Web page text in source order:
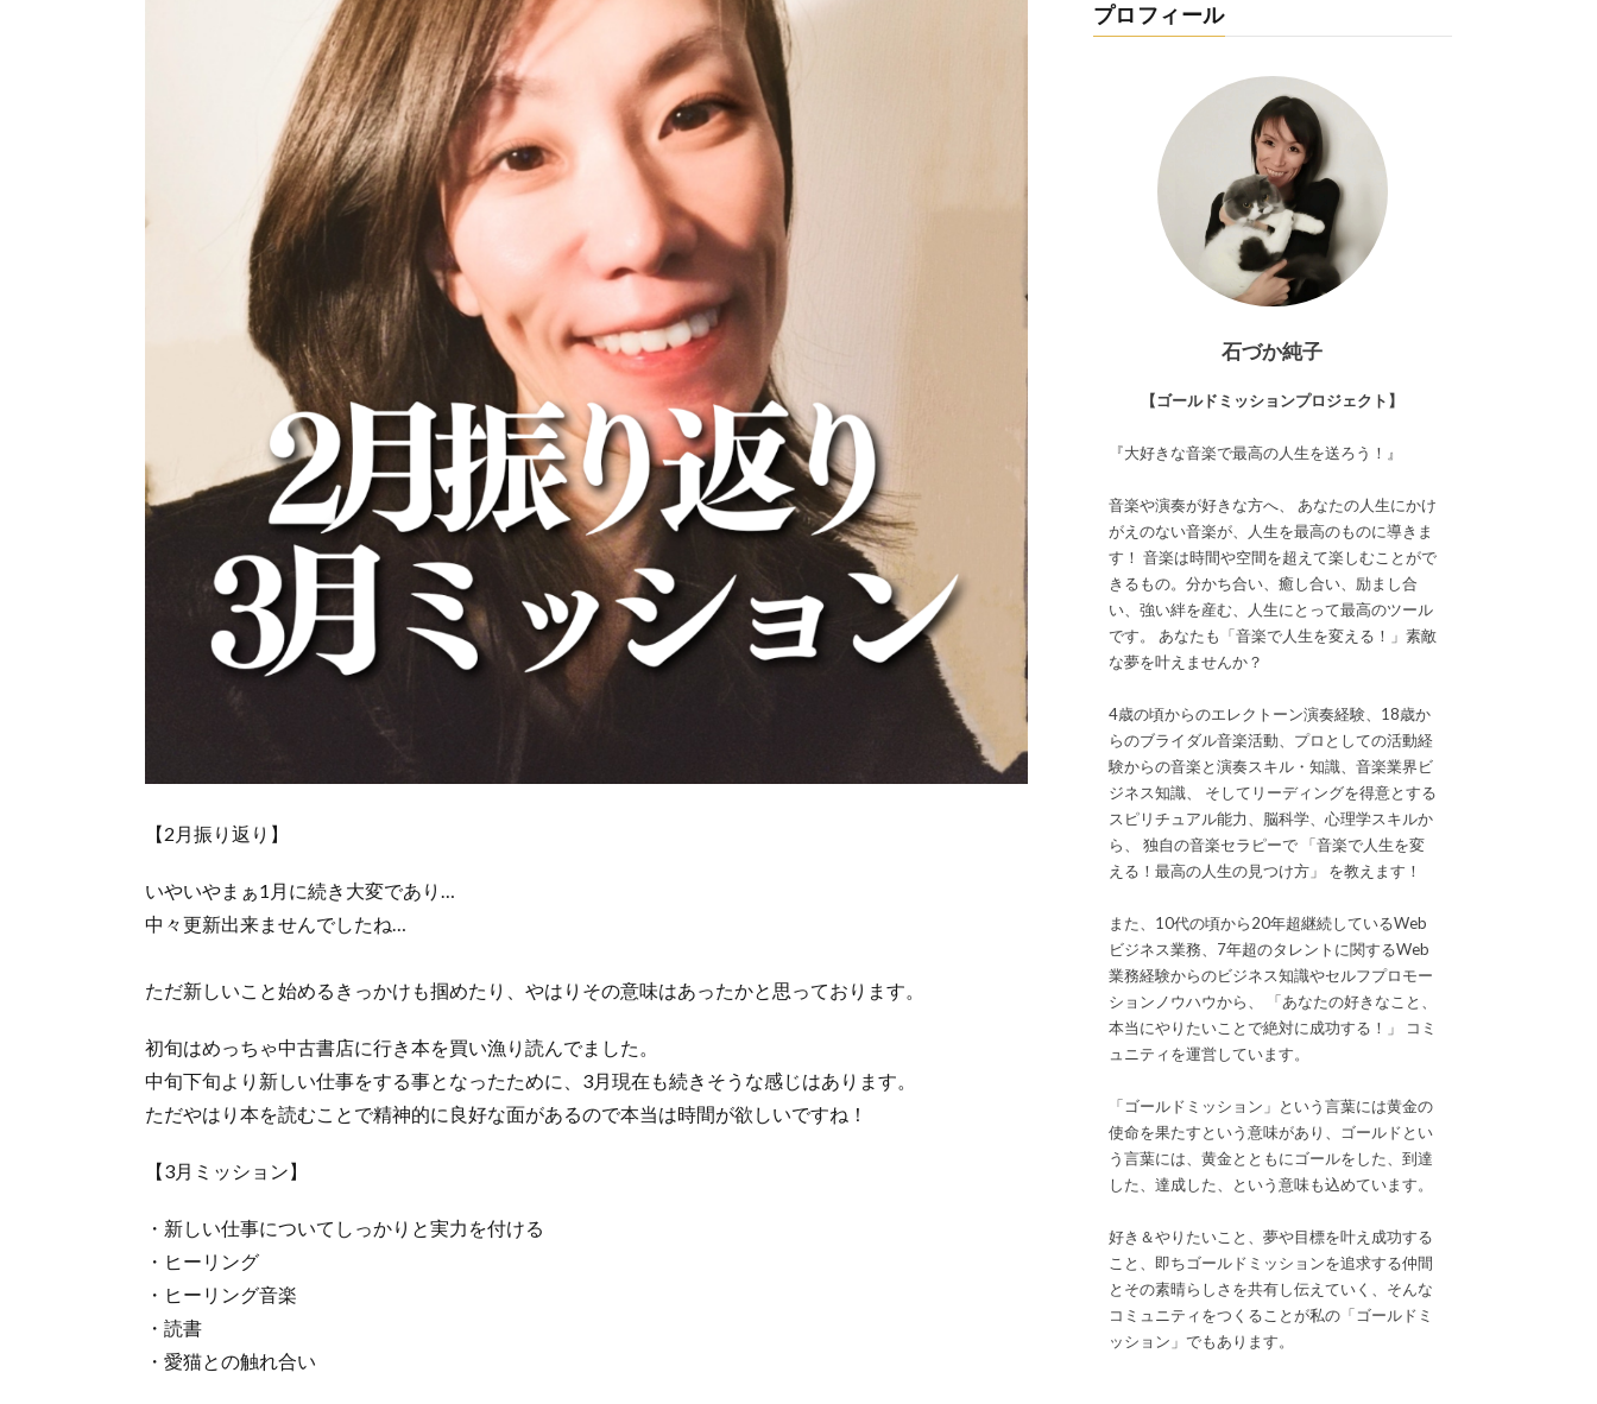
【2月振り返り】
いやいやまぁ1月に続き大変であり…⁡
⁡中々更新出来ませんでしたね…
ただ新しいこと始めるきっかけも掴めたり、やはりその意味はあったかと思っております。
初旬はめっちゃ中古書店に行き本を買い漁り読んでました。
中旬下旬より新しい仕事をする事となったために、3月現在も続きそうな感じはあります。
ただやはり本を読むことで精神的に良好な面があるので本当は時間が欲しいですね！
【3月ミッション】
・新しい仕事についてしっかりと実力を付ける
・ヒーリング
・ヒーリング音楽
・読書
・愛猫との触れ合い
プロフィール
石づか純子
【ゴールドミッションプロジェクト】
『大好きな音楽で最高の人生を送ろう！』
音楽や演奏が好きな方へ、 あなたの人生にかけ
がえのない音楽が、人生を最高のものに導きま
す！ 音楽は時間や空間を超えて楽しむことがで
きるもの。分かち合い、癒し合い、励まし合
い、強い絆を産む、人生にとって最高のツール
です。 あなたも「音楽で人生を変える！」素敵
な夢を叶えませんか？
4歳の頃からのエレクトーン演奏経験、18歳か
らのブライダル音楽活動、プロとしての活動経
験からの音楽と演奏スキル・知識、音楽業界ビ
ジネス知識、 そしてリーディングを得意とする
スピリチュアル能力、脳科学、心理学スキルか
ら、 独自の音楽セラピーで 「音楽で人生を変
える！最高の人生の見つけ方」 を教えます！
また、10代の頃から20年超継続しているWeb
ビジネス業務、7年超のタレントに関するWeb
業務経験からのビジネス知識やセルフプロモー
ションノウハウから、 「あなたの好きなこと、
本当にやりたいことで絶対に成功する！」 コミ
ュニティを運営しています。
「ゴールドミッション」という言葉には黄金の
使命を果たすという意味があり、ゴールドとい
う言葉には、黄金とともにゴールをした、到達
した、達成した、という意味も込めています。
好き＆やりたいこと、夢や目標を叶え成功する
こと、即ちゴールドミッションを追求する仲間
とその素晴らしさを共有し伝えていく、そんな
コミュニティをつくることが私の「ゴールドミ
ッション」でもあります。